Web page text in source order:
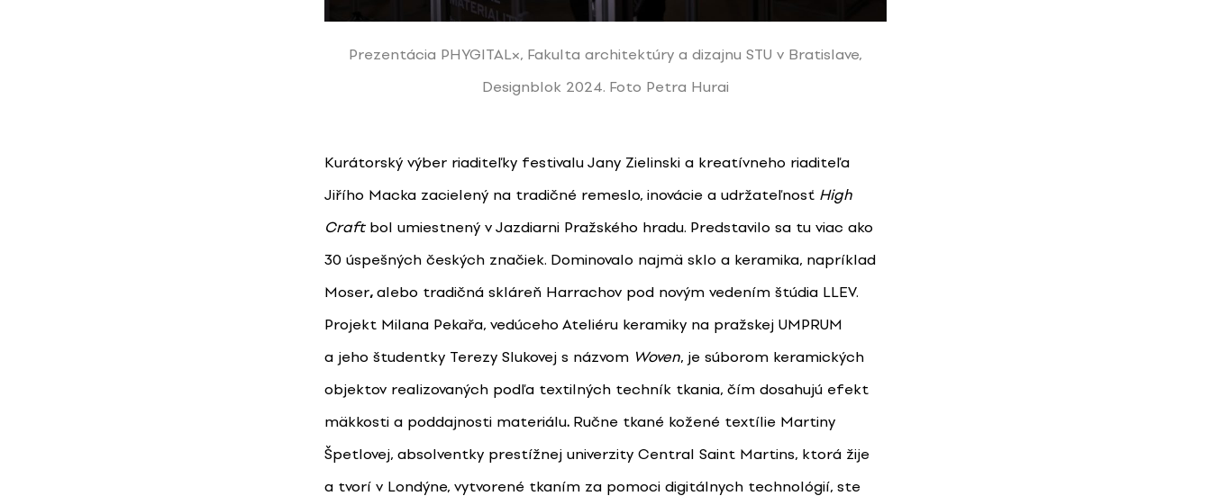
Prezentácia PHYGITAL×, Fakulta architektúry a dizajnu STU v Bratislave,
Designblok 2024. Foto Petra Hurai
Kurátorský výber riaditeľky festivalu Jany Zielinski a kreatívneho riaditeľa
Jiřího Macka zacielený na tradičné remeslo, inovácie a udržateľnosť High
Craftbol umiestnený v Jazdiarni Pražského hradu. Predstavilo sa tu viac ako
30 úspešných českých značiek. Dominovalo najmä sklo a keramika, napríklad
Moser, alebo tradičná skláreň Harrachov pod novým vedením štúdia LLEV.
Projekt Milana Pekařa, vedúceho Ateliéru keramiky na pražskej UMPRUM
a jeho študentky Terezy Slukovej s názvom Woven, je súborom keramických
objektov realizovaných podľa textilných techník tkania, čím dosahujú efekt
mäkkosti a poddajnosti materiálu. Ručne tkané kožené textílie Martiny
Špetlovej, absolventky prestížnej univerzity Central Saint Martins, ktorá žije
a tvorí v Londýne, vytvorené tkaním za pomoci digitálnych technológií, ste